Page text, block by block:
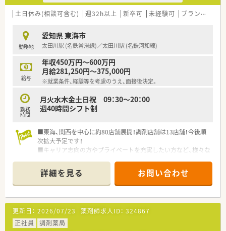
土日休み(相談可含む) 週32h以上 新卒可 未経験可 ブランク可
勤務地
愛知県 東海市
太田川駅 (名鉄常滑線)／太田川駅 (名鉄河和線)
給与
年収450万円～600万円
月給281,250円～375,000円
※就業条件、経験等を考慮のうえ、面接後決定。
勤務
時間
月火水木金土日祝 09：30～20：00
週40時間シフト制
■東海、関西を中心に約80店舗展開！調剤店舗は13店舗！今後順
次拡大予定です！
■キャリア志向の方やプライベートを充実したい方など、様々な
■職場の雰囲気が良く定着率が抜群です！是非一度見学だけでも
してみませんか？
詳細を見る お問い合わせ
更新日： 2026/07/23 薬剤師求人ID： 324867
正社員
調剤薬局